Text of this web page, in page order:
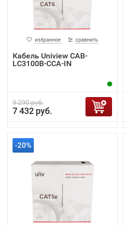
избранное сравнить
Кабель Uniview CAB-
LC3100B-CCA-IN
9 290 руб.
7 432 руб.
-20%